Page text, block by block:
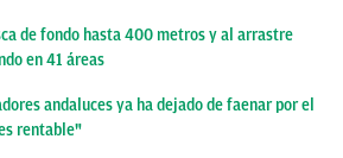
de fondo hasta 400 metros y al arrastre
en 41 áreas
andaluces ya ha dejado de faenar por el
rentable"